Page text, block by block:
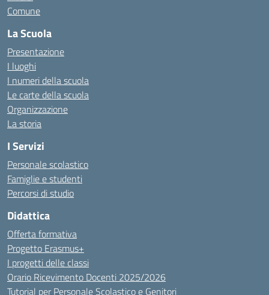
Comune
La Scuola
Presentazione
I luoghi
I numeri della scuola
Le carte della scuola
Organizzazione
La storia
I Servizi
Personale scolastico
Famiglie e studenti
Percorsi di studio
Didattica
Offerta formativa
Progetto Erasmus+
I progetti delle classi
Orario Ricevimento Docenti 2025/2026
Tutorial per Personale Scolastico e Genitori